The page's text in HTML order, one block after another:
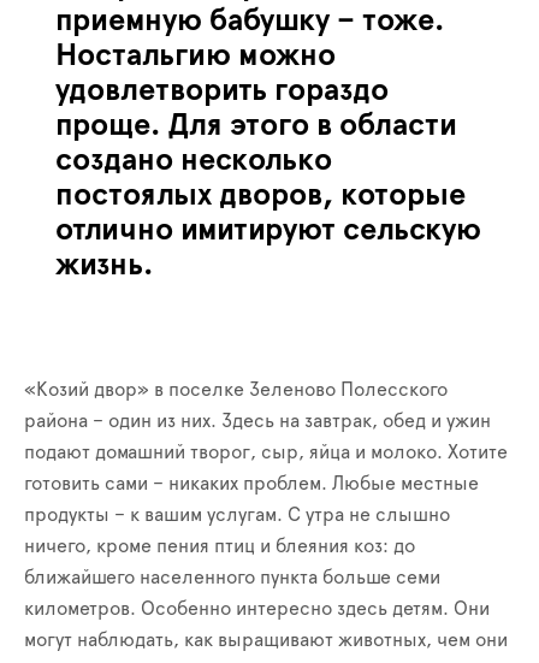
приемную бабушку – тоже.
Ностальгию можно
удовлетворить гораздо
проще. Для этого в области
создано несколько
постоялых дворов, которые
отлично имитируют сельскую
жизнь.
«Козий двор» в поселке Зеленово Полесского
района – один из них. Здесь на завтрак, обед и ужин
подают домашний творог, сыр, яйца и молоко. Хотите
готовить сами – никаких проблем. Любые местные
продукты – к вашим услугам. С утра не слышно
ничего, кроме пения птиц и блеяния коз: до
ближайшего населенного пункта больше семи
километров. Особенно интересно здесь детям. Они
могут наблюдать, как выращивают животных, чем они